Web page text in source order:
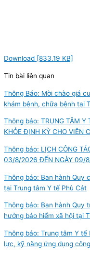
Download [833.19 KB]
Tin bài liên quan
Thông Báo: Mời chào giá
khám bệnh, chữa bệnh tại
Thông báo: TRUNG TÂM Y
KHỎE ĐỊNH KỲ CHO VIÊN
Thông báo: LỊCH CÔNG
03/8/2026 ĐẾN NGÀY 09/
Thông báo: Ban hành Quy
tại Trung tâm Y tế Phù Cát
Thông báo: Ban hành Quy
hưởng bảo hiểm xã hội tại
Thông báo: Trung tâm Y
lực, kỹ năng ứng dụng